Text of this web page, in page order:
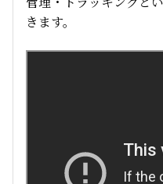
きます。